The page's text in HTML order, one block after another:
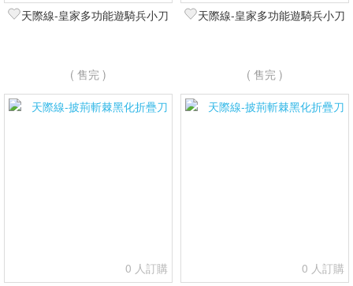
天際線-皇家多功能遊騎兵小刀
( 售完 )
天際線-皇家多功能遊騎兵小刀
( 售完 )
0 人訂購
0 人訂購